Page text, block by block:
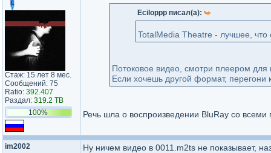
Стаж: 15 лет 8 мес.
Сообщений: 75
Ratio: 392.407
Раздал: 319.2 TB
100%
Eciloppp писал(а):
TotalMedia Theatre - лучшее,
Потоковое видео, смотри плеером
Если хочешь другой формат, перегони
Речь шла о воспроизведении BluRay со
im2002
Ну ничем видео в 0011.m2ts не показывает,